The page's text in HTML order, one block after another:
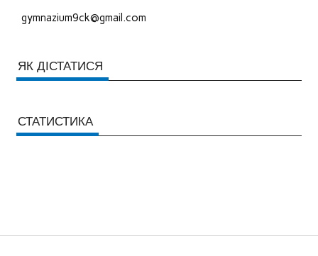
gymnazium9ck@gmail.com
ЯК ДІСТАТИСЯ
СТАТИСТИКА